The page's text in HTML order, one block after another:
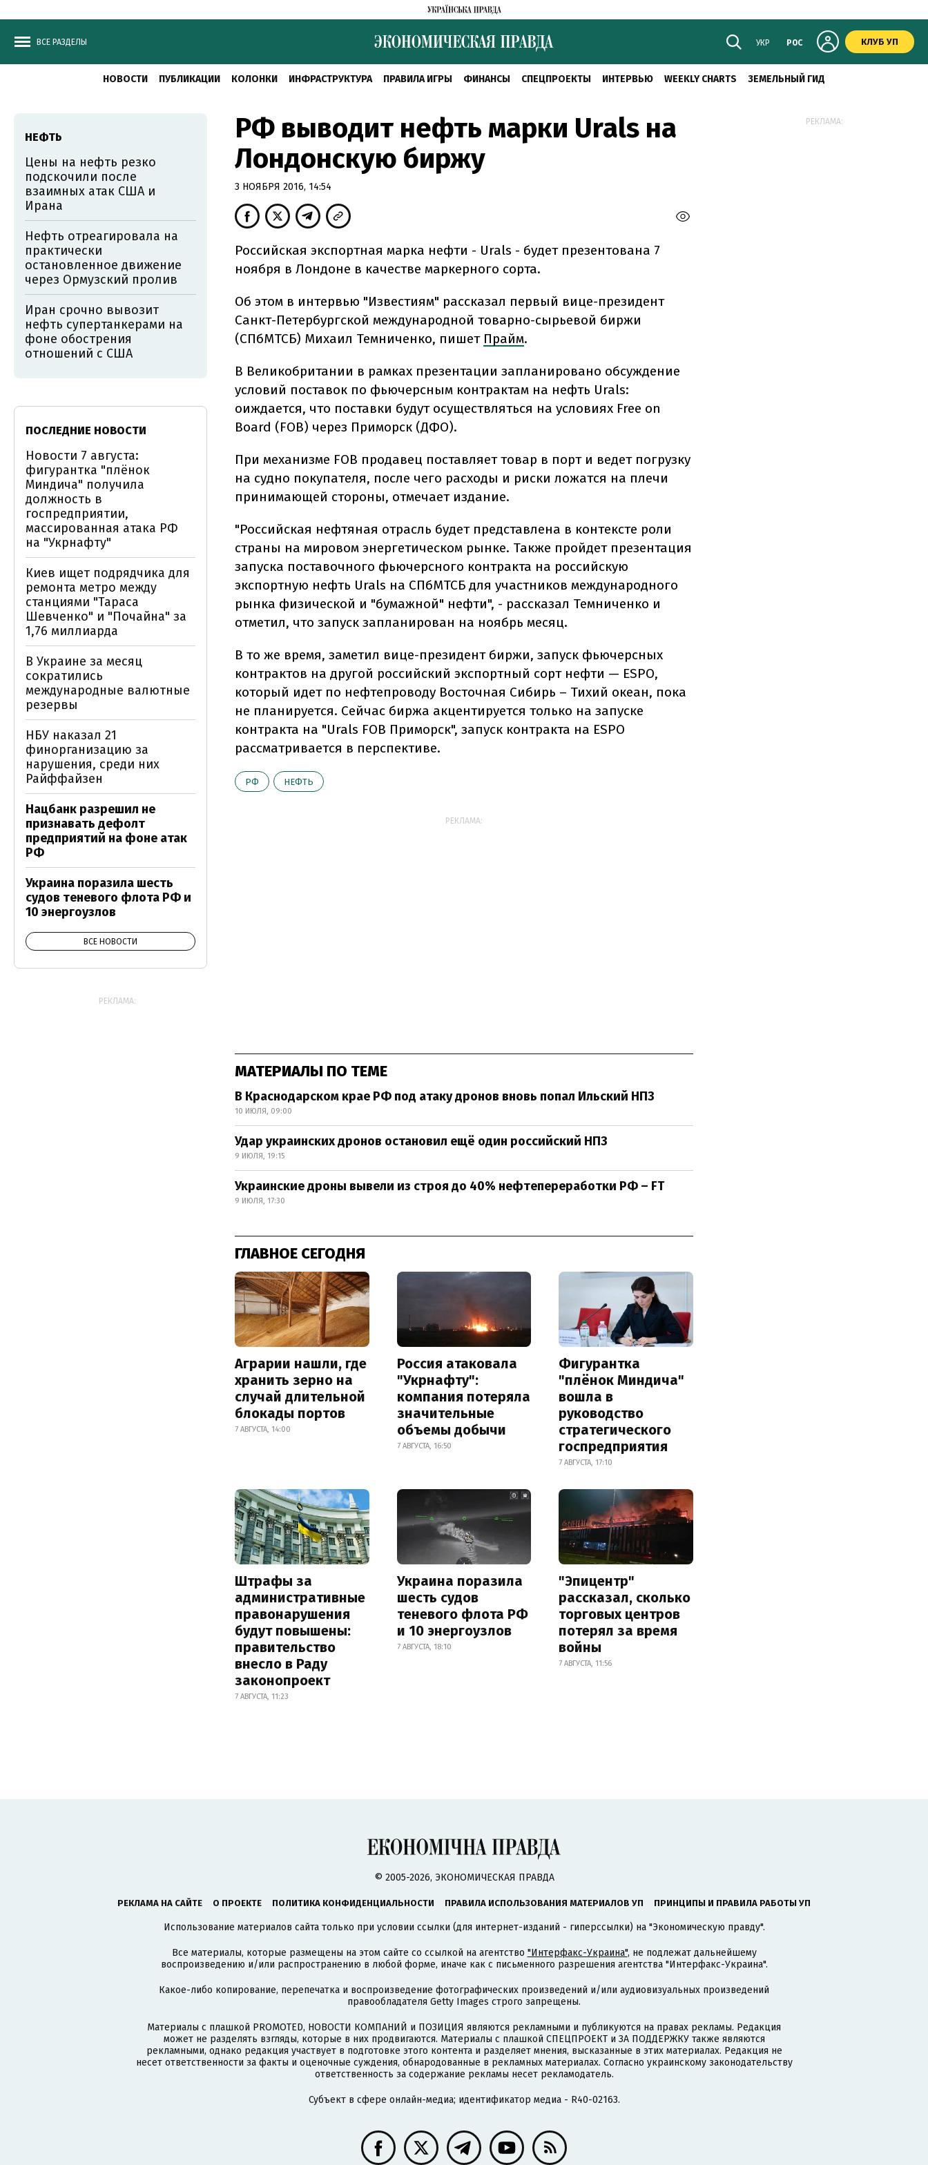
ВСЕ РАЗДЕЛЫ УКР РОС КЛУБ УП
НОВОСТИ ПУБЛИКАЦИИ КОЛОНКИ ИНФРАСТРУКТУРА ПРАВИЛА ИГРЫ ФИНАНСЫ СПЕЦПРОЕКТЫ ИНТЕРВЬЮ WEEKLY CHARTS ЗЕМЕЛЬНЫЙ ГИД
РФ выводит нефть марки Urals на
Лондонскую биржу
3 НОЯБРЯ 2016, 14:54
Российская экспортная марка нефти - Urals - будет презентована 7
ноября в Лондоне в качестве маркерного сорта.
Об этом в интервью "Известиям" рассказал первый вице-президент
Санкт-Петербургской международной товарно-сырьевой биржи
(СПбМТСБ) Михаил Темниченко, пишет Прайм.
В Великобритании в рамках презентации запланировано обсуждение
условий поставок по фьючерсным контрактам на нефть Urals:
оиждается, что поставки будут осуществляться на условиях Free on
Board (FOB) через Приморск (ДФО).
При механизме FOB продавец поставляет товар в порт и ведет погрузку
на судно покупателя, после чего расходы и риски ложатся на плечи
принимающей стороны, отмечает издание.
"Российская нефтяная отрасль будет представлена в контексте роли
страны на мировом энергетическом рынке. Также пройдет презентация
запуска поставочного фьючерсного контракта на российскую
экспортную нефть Urals на СПбМТСБ для участников международного
рынка физической и "бумажной" нефти", - рассказал Темниченко и
отметил, что запуск запланирован на ноябрь месяц.
В то же время, заметил вице-президент биржи, запуск фьючерсных
контрактов на другой российский экспортный сорт нефти — ESPO,
который идет по нефтепроводу Восточная Сибирь – Тихий океан, пока
не планируется. Сейчас биржа акцентируется только на запуске
контракта на "Urals FOB Приморск", запуск контракта на ESPO
рассматривается в перспективе.
РФ НЕФТЬ
РЕКЛАМА:
МАТЕРИАЛЫ ПО ТЕМЕ
В Краснодарском крае РФ под атаку дронов вновь попал Ильский НПЗ
10 ИЮЛЯ, 09:00
Удар украинских дронов остановил ещё один российский НПЗ
9 ИЮЛЯ, 19:15
Украинские дроны вывели из строя до 40% нефтепереработки РФ – FT
9 ИЮЛЯ, 17:30
ГЛАВНОЕ СЕГОДНЯ
Аграрии нашли, где
хранить зерно на
случай длительной
блокады портов
7 АВГУСТА, 14:00
Россия атаковала
"Укрнафту":
компания потеряла
значительные
объемы добычи
7 АВГУСТА, 16:50
Фигурантка
"плёнок Миндича"
вошла в
руководство
стратегического
госпредприятия
7 АВГУСТА, 17:10
Штрафы за
административные
правонарушения
будут повышены:
правительство
внесло в Раду
законопроект
7 АВГУСТА, 11:23
Украина поразила
шесть судов
теневого флота РФ
и 10 энергоузлов
7 АВГУСТА, 18:10
"Эпицентр"
рассказал, сколько
торговых центров
потерял за время
войны
7 АВГУСТА, 11:56
НЕФТЬ
Цены на нефть резко
подскочили после
взаимных атак США и
Ирана
Нефть отреагировала на
практически
остановленное движение
через Ормузский пролив
Иран срочно вывозит
нефть супертанкерами на
фоне обострения
отношений с США
ПОСЛЕДНИЕ НОВОСТИ
Новости 7 августа:
фигурантка "плёнок
Миндича" получила
должность в
госпредприятии,
массированная атака РФ
на "Укрнафту"
Киев ищет подрядчика для
ремонта метро между
станциями "Тараса
Шевченко" и "Почайна" за
1,76 миллиарда
В Украине за месяц
сократились
международные валютные
резервы
НБУ наказал 21
финорганизацию за
нарушения, среди них
Райффайзен
Нацбанк разрешил не
признавать дефолт
предприятий на фоне атак
РФ
Украина поразила шесть
судов теневого флота РФ и
10 энергоузлов
ВСЕ НОВОСТИ
РЕКЛАМА:
РЕКЛАМА:
© 2005-2026, ЭКОНОМИЧЕСКАЯ ПРАВДА
РЕКЛАМА НА САЙТЕ О ПРОЕКТЕ ПОЛИТИКА КОНФИДЕНЦИАЛЬНОСТИ ПРАВИЛА ИСПОЛЬЗОВАНИЯ МАТЕРИАЛОВ УП ПРИНЦИПЫ И ПРАВИЛА РАБОТЫ УП
Использование материалов сайта только при условии ссылки (для интернет-изданий - гиперссылки) на "Экономическую правду".
Все материалы, которые размещены на этом сайте со ссылкой на агентство "Интерфакс-Украина", не подлежат дальнейшему
воспроизведению и/или распространению в любой форме, иначе как с письменного разрешения агентства "Интерфакс-Украина".
Какое-либо копирование, перепечатка и воспроизведение фотографических произведений и/или аудиовизуальных произведений
правообладателя Getty Images строго запрещены.
Материалы с плашкой PROMOTED, НОВОСТИ КОМПАНИЙ и ПОЗИЦИЯ являются рекламными и публикуются на правах рекламы. Редакция
может не разделять взгляды, которые в них продвигаются. Материалы с плашкой СПЕЦПРОЕКТ и ЗА ПОДДЕРЖКУ также являются
рекламными, однако редакция участвует в подготовке этого контента и разделяет мнения, высказанные в этих материалах. Редакция не
несет ответственности за факты и оценочные суждения, обнародованные в рекламных материалах. Согласно украинскому законодательству
ответственность за содержание рекламы несет рекламодатель.
Субъект в сфере онлайн-медиа; идентификатор медиа - R40-02163.